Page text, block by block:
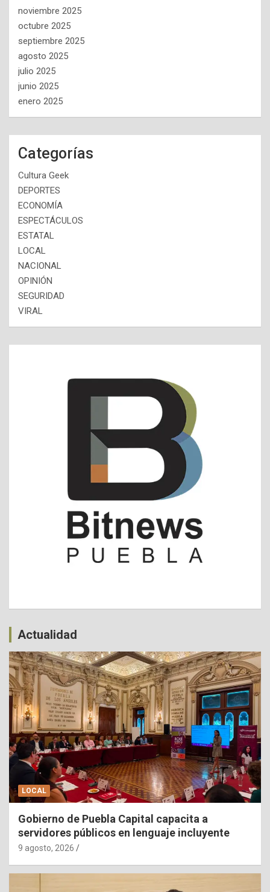
noviembre 2025
octubre 2025
septiembre 2025
agosto 2025
julio 2025
junio 2025
enero 2025
Categorías
Cultura Geek
DEPORTES
ECONOMÍA
ESPECTÁCULOS
ESTATAL
LOCAL
NACIONAL
OPINIÓN
SEGURIDAD
VIRAL
Actualidad
LOCAL
Gobierno de Puebla Capital capacita a
servidores públicos en lenguaje incluyente
9 agosto, 2026